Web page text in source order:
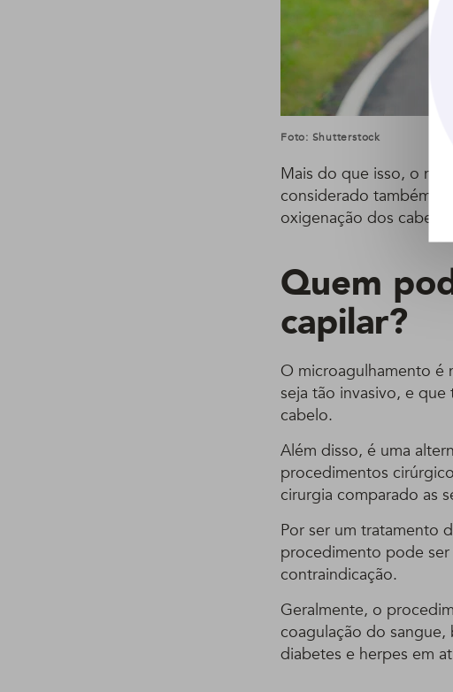
Foto: Shutterstock
Mais do que isso, o
considerado também
oxigenação dos
Quem
capilar?
O microagulhamento é
seja tão invasivo, e
cabelo.
Além disso, é uma
procedimentos
cirurgia comparado as
Por ser um tratamento
procedimento pode
contraindicação.
Geralmente, o
coagulação do
diabetes e herpes em